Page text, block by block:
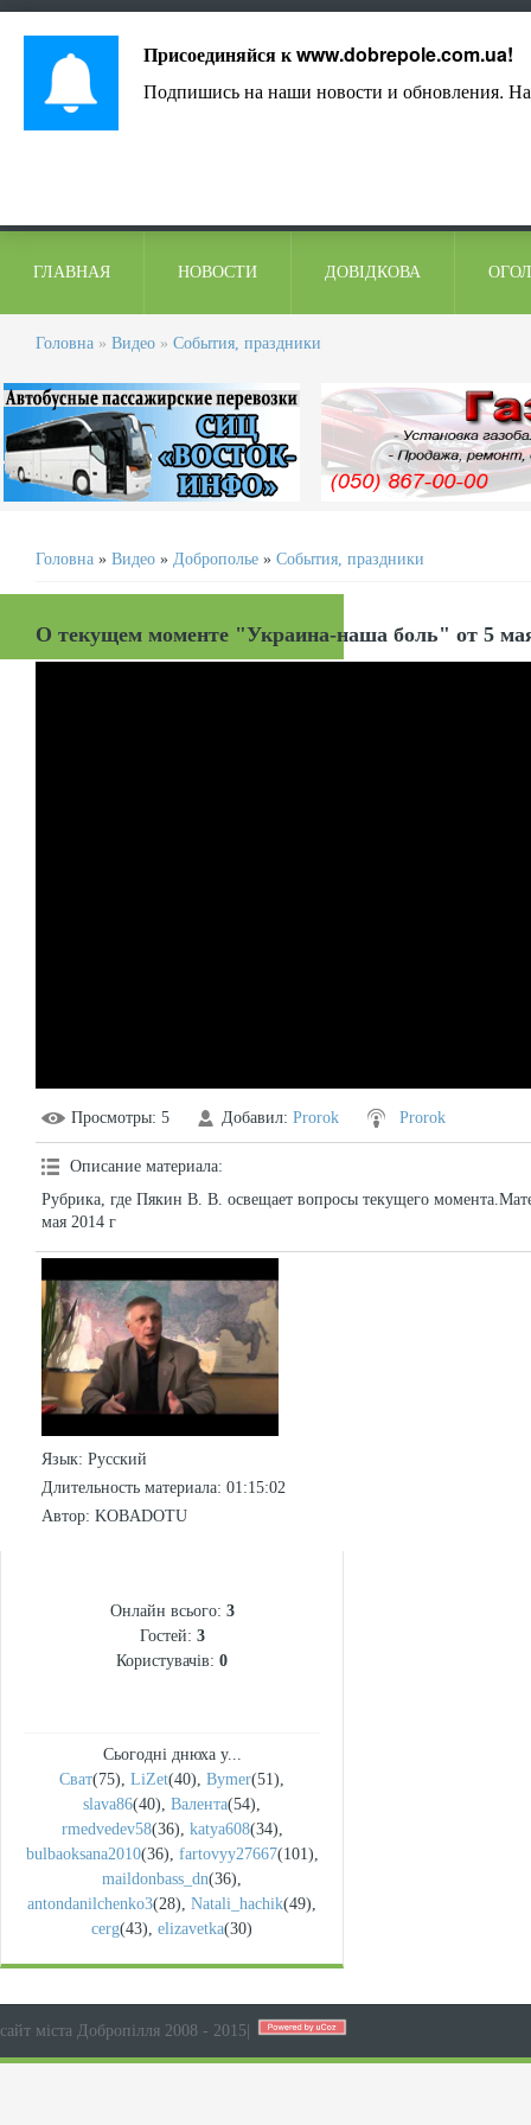
ГЛАВНАЯ НОВОСТИ ДОВІДКОВА
Головна » Видео » События, праздники
Головна » Видео » Доброполье » События, праздники
О текущем моменте "Украина-наша боль" от 5
Просмотры: 5 Добавил: Prorok Prorok
Описание материала:
Рубрика, где Пякин В. В. освещает вопросы текущего
мая 2014 г
Язык: Русский
Длительность материала: 01:15:02
Автор: KOBADOTU
Онлайн всього: 3
Гостей: 3
Користувачів: 0
Сьогодні днюха у...
Сват(75), LiZet(40), Bymer(51),
slava86(40), Валента(54),
rmedvedev58(36), katya608(34),
bulbaoksana2010(36), fartovyy27667(101),
maildonbass_dn(36),
antondanilchenko3(28), Natali_hachik(49),
cerg(43), elizavetka(30)
сайт міста Добропілля 2008 - 2015
Присоединяйся кwww.dobrepole.com.ua!
Подпишись на наши новости и обновления.